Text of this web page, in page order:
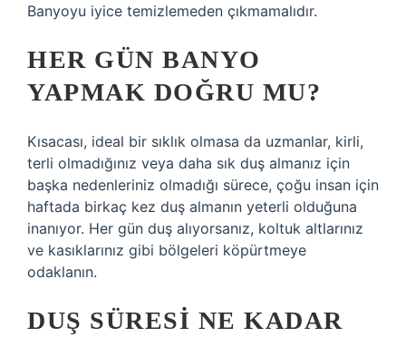
Banyoyu iyice temizlemeden çıkmamalıdır.
HER GÜN BANYO
YAPMAK DOĞRU MU?
Kısacası, ideal bir sıklık olmasa da uzmanlar, kirli,
terli olmadığınız veya daha sık duş almanız için
başka nedenleriniz olmadığı sürece, çoğu insan için
haftada birkaç kez duş almanın yeterli olduğuna
inanıyor. Her gün duş alıyorsanız, koltuk altlarınız
ve kasıklarınız gibi bölgeleri köpürtmeye
odaklanın.
DUŞ SÜRESI NE KADAR